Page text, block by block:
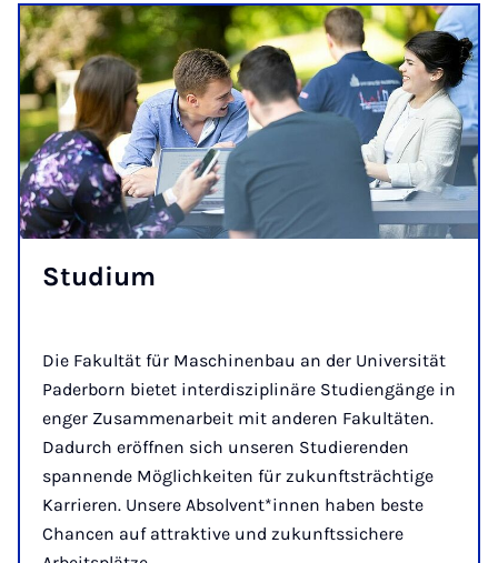
Stu­di­um
Die Fakultät für Maschinenbau an der Universität
Paderborn bietet interdisziplinäre Studiengänge in
enger Zusammenarbeit mit anderen Fakultäten.
Dadurch eröffnen sich unseren Studierenden
spannende Möglichkeiten für zukunftsträchtige
Karrieren. Unsere Absolvent*innen haben beste
Chancen auf attraktive und zukunftssichere